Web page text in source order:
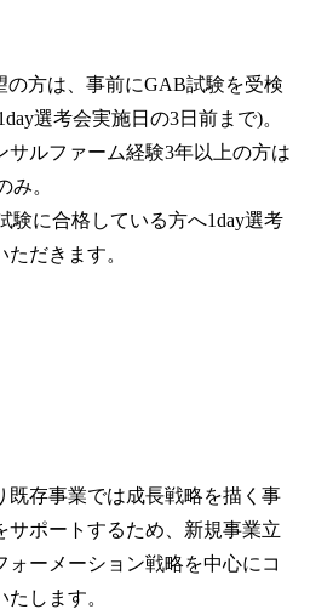
方は、事前にGAB試験を受検
選考会実施日の3日前まで)。
ルファーム経験3年以上の方は
み。
験に合格している方へ1day選考
だきます。
既存事業では成長戦略を描く事
サポートするため、新規事業立
ーメーション戦略を中心にコ
します。